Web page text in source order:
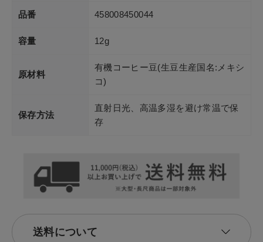
品番 458008450044
容量 12g
原材料
有機コーヒー豆(生豆生産国名:メキシ
コ)
保存方法
直射日光、高温多湿を避け常温で保
存
送料について